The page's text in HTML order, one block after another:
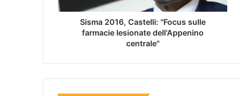
Sisma 2016, Castelli: "Focus sulle
farmacie lesionate dell'Appenino
centrale"